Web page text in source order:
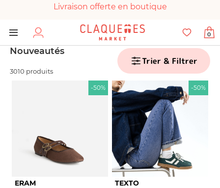
Livraison offerte en boutique
Paiement 100% sécurisé
Chaussures garanties en parfait état
0
Nouveautés
3010 produits
Trier & Filtrer
-50%
ERAM
-50%
TEXTO